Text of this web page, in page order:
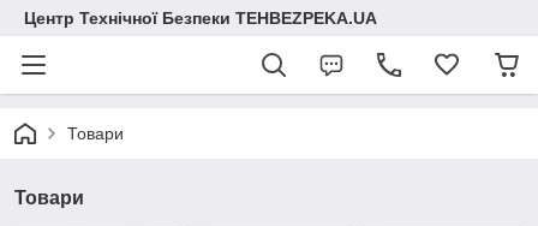
Центр Технічної Безпеки TEHBEZPEKA.UA
Товари
Товари